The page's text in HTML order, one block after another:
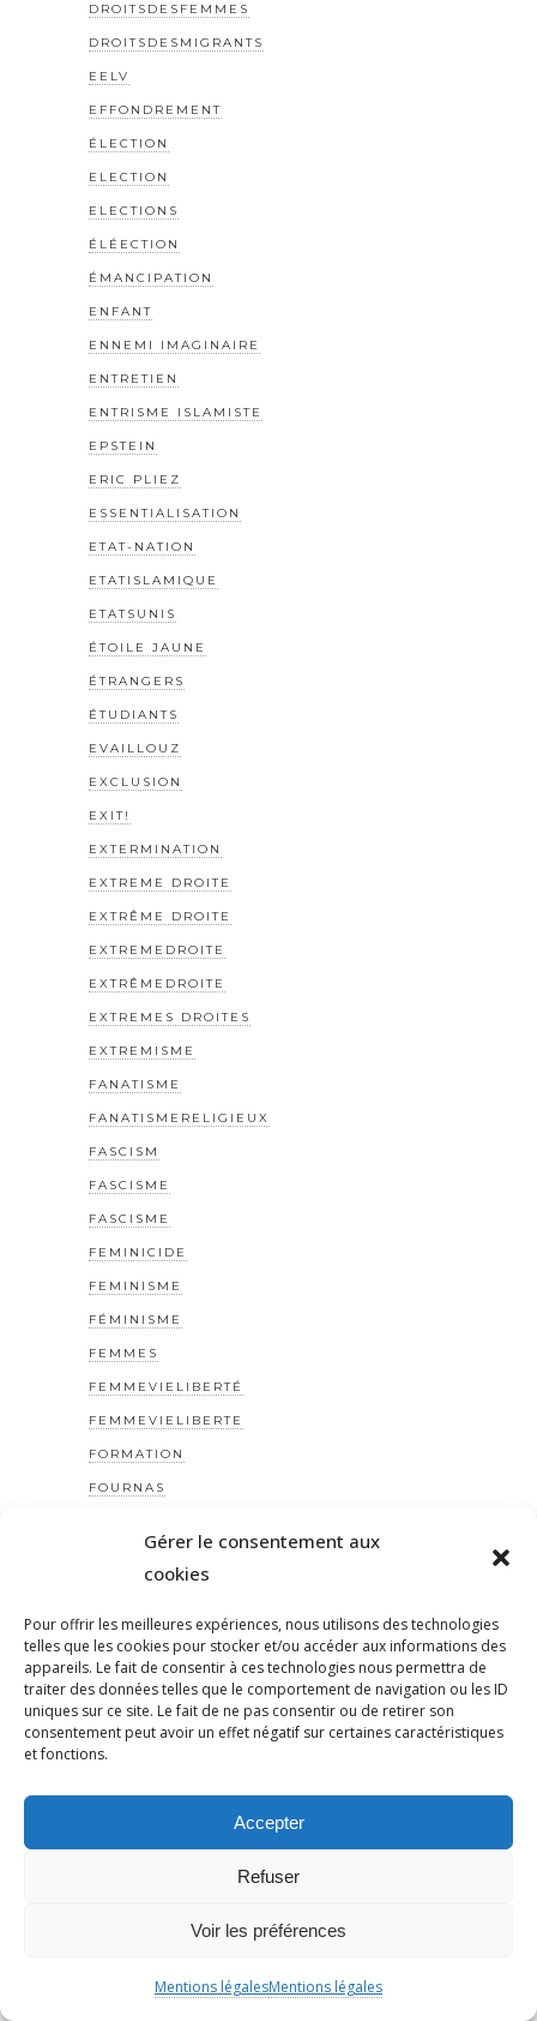
Gérer le consentement aux
cookies
Pour offrir les meilleures expériences, nous utilisons des technologies
telles que les cookies pour stocker et/ou accéder aux informations des
appareils. Le fait de consentir à ces technologies nous permettra de
traiter des données telles que le comportement de navigation ou les ID
uniques sur ce site. Le fait de ne pas consentir ou de retirer son
consentement peut avoir un effet négatif sur certaines caractéristiques
et fonctions.
Accepter
Refuser
Voir les préférences
Mentions légalesMentions légales
DROITSDESFEMMES
DROITSDESMIGRANTS
EELV
EFFONDREMENT
ÉLECTION
ELECTION
ELECTIONS
ÉLÉECTION
ÉMANCIPATION
ENFANT
ENNEMI IMAGINAIRE
ENTRETIEN
ENTRISME ISLAMISTE
EPSTEIN
ERIC PLIEZ
ESSENTIALISATION
ETAT-NATION
ETATISLAMIQUE
ETATSUNIS
ÉTOILE JAUNE
ÉTRANGERS
ÉTUDIANTS
EVAILLOUZ
EXCLUSION
EXIT!
EXTERMINATION
EXTREME DROITE
EXTRÊME DROITE
EXTREMEDROITE
EXTRÊMEDROITE
EXTREMES DROITES
EXTREMISME
FANATISME
FANATISMERELIGIEUX
FASCISM
FASCISME
FASCISME
FEMINICIDE
FEMINISME
FÉMINISME
FEMMES
FEMMEVIELIBERTÉ
FEMMEVIELIBERTE
FORMATION
FOURNAS
FRANCESCAALBANESE
FREEIRAN
FRONT COMMUN
FRONT POPULAIRE
FSE
GÉNOCIDE